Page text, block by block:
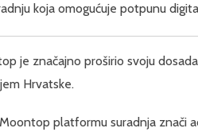
koja omogućuje potpunu
je značajno proširio svoju
Hrvatske.
platformu suradnja znači